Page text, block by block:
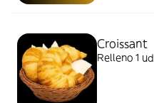
Croissant
Relleno 1 ud